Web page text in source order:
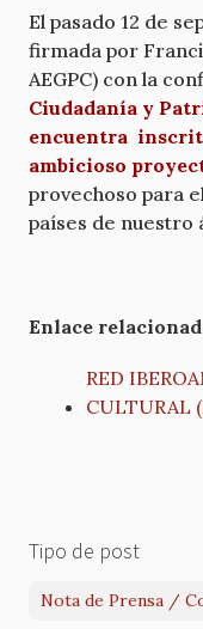
El pasado 12 de
firmada por
AEGPC) con la
Ciudadanía y
encuentra
ambicioso
provechoso para
países de nuestro
Enlace
RED
CULTURAL
Tipo de post
Nota de Prensa /